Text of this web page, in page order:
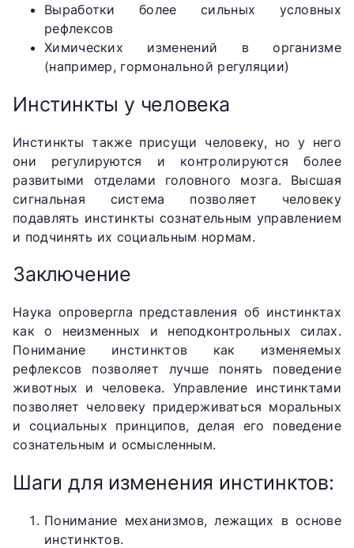
Выработки более сильных условных
рефлексов
Химических изменений в организме
(например, гормональной регуляции)
Инстинкты у человека
Инстинкты также присущи человеку, но у него
они регулируются и контролируются более
развитыми отделами головного мозга. Высшая
сигнальная система позволяет человеку
подавлять инстинкты сознательным управлением
и подчинять их социальным нормам.
Заключение
Наука опровергла представления об инстинктах
как о неизменных и неподконтрольных силах.
Понимание инстинктов как изменяемых
рефлексов позволяет лучше понять поведение
животных и человека. Управление инстинктами
позволяет человеку придерживаться моральных
и социальных принципов, делая его поведение
сознательным и осмысленным.
Шаги для изменения инстинктов:
Понимание механизмов, лежащих в основе
инстинктов.